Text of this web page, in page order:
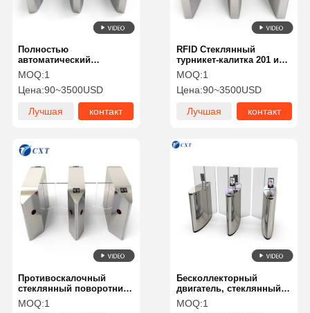
Полностью
автоматический
стандартный турникет
для контроля доступа с
оптическим распашным
турникетом 510S-
MOQ:1
Цена:90~3500USD
Лучшая
контакт
RFID Стеклянный
турникет-калитка 201 из
нержавеющей стали с
одним каналом 510H-
MOQ:1
Цена:90~3500USD
Лучшая
контакт
Противоскалочный
стеклянный поворотник
против бурения
MOQ:1
Бесколлекторный
двигатель, стеклянный
распашной турникет,
искусственный
MOQ:1